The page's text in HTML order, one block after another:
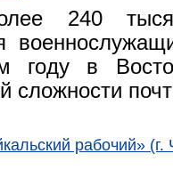
240
году в
сложности
рабочий» (г.